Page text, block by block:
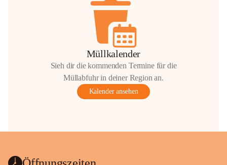
Müllkalender
Sieh dir die kommenden Termine für die
Müllabfuhr in deiner Region an.
Kalender ansehen